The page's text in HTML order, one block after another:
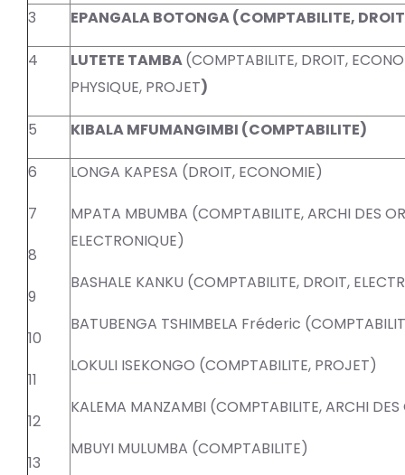
3 EPANGALA BOTONGA (COMPTABILITE,
4 LUTETE TAMBA(COMPTABILITE, DROIT,
PHYSIQUE, PROJET)
5 KIBALA MFUMANGIMBI (COMPTABILITE)
6
7
8
9
10
11
12
13
LONGA KAPESA (DROIT, ECONOMIE)
MPATA MBUMBA (COMPTABILITE, ARCHI DES
ELECTRONIQUE)
BASHALE KANKU (COMPTABILITE, DROIT,
BATUBENGA TSHIMBELA Fréderic
LOKULI ISEKONGO (COMPTABILITE, PROJET)
KALEMA MANZAMBI (COMPTABILITE, ARCHI
MBUYI MULUMBA (COMPTABILITE)